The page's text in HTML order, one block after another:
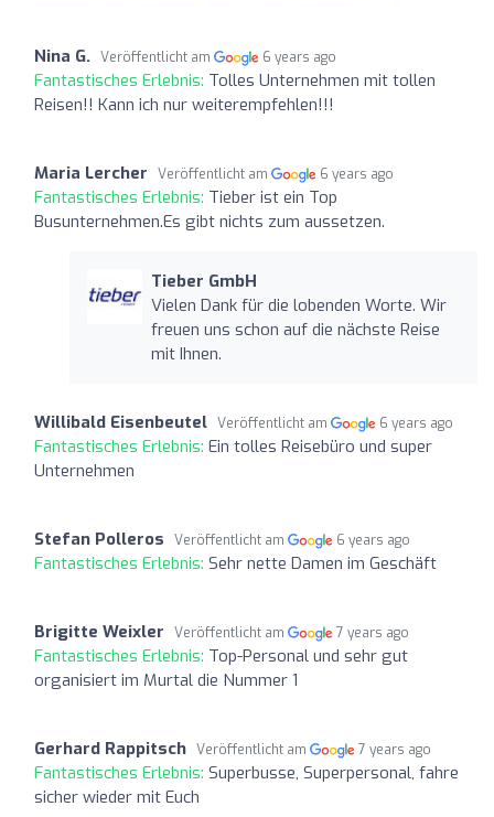
Nina G. Veröffentlicht am 6 years ago
Fantastisches Erlebnis: Tolles Unternehmen mit tollen
Reisen!! Kann ich nur weiterempfehlen!!!
Maria Lercher Veröffentlicht am 6 years ago
Fantastisches Erlebnis: Tieber ist ein Top
Busunternehmen.Es gibt nichts zum aussetzen.
Tieber GmbH
Vielen Dank für die lobenden Worte. Wir
freuen uns schon auf die nächste Reise
mit Ihnen.
Willibald Eisenbeutel Veröffentlicht am 6 years ago
Fantastisches Erlebnis: Ein tolles Reisebüro und super
Unternehmen
Stefan Polleros Veröffentlicht am 6 years ago
Fantastisches Erlebnis: Sehr nette Damen im Geschäft
Brigitte Weixler Veröffentlicht am 7 years ago
Fantastisches Erlebnis: Top-Personal und sehr gut
organisiert im Murtal die Nummer 1
Gerhard Rappitsch Veröffentlicht am 7 years ago
Fantastisches Erlebnis: Superbusse, Superpersonal, fahre
sicher wieder mit Euch